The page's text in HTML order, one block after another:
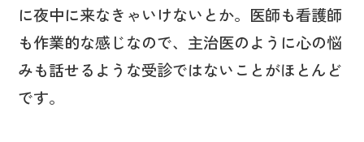
に夜中に来なきゃいけないとか。医師も看護師
も作業的な感じなので、主治医のように心の悩
みも話せるような受診ではないことがほとんど
です。